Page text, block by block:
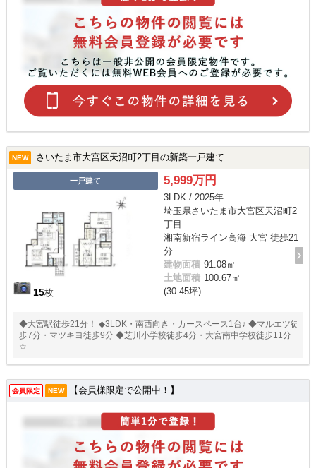
NEW さいたま市大宮区天沼町2丁目の新築一戸建て
一戸建て
15枚
5,999万円
3LDK / 2025年
埼玉県さいたま市大宮区天沼町2
丁目
湘南新宿ライン高海 大宮 徒歩21
分
建物面積 91.08㎡
土地面積 100.67㎡
(30.45坪)
◆大宮駅徒歩21分！ ◆3LDK・南西向き・カースペース1台♪ ◆マルエツ徒
歩7分・マツキヨ徒歩9分 ◆芝川小学校徒歩4分・大宮南中学校徒歩11分
☆
会員限定 NEW 【会員様限定で公開中！】